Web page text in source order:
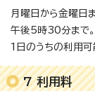
月曜日から金曜日
午後5時30分まで。
1日のうちの利用可
7 利用料